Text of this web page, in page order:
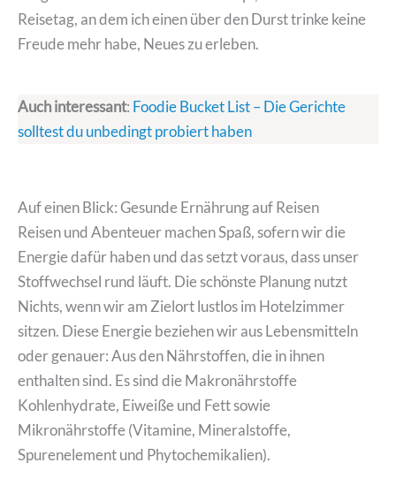
Reisetag, an dem ich einen über den Durst trinke keine
Freude mehr habe, Neues zu erleben.
Auch interessant: Foodie Bucket List – Die Gerichte
solltest du unbedingt probiert haben
Auf einen Blick: Gesunde Ernährung auf Reisen
Reisen und Abenteuer machen Spaß, sofern wir die
Energie dafür haben und das setzt voraus, dass unser
Stoffwechsel rund läuft. Die schönste Planung nutzt
Nichts, wenn wir am Zielort lustlos im Hotelzimmer
sitzen. Diese Energie beziehen wir aus Lebensmitteln
oder genauer: Aus den Nährstoffen, die in ihnen
enthalten sind. Es sind die Makronährstoffe
Kohlenhydrate, Eiweiße und Fett sowie
Mikronährstoffe (Vitamine, Mineralstoffe,
Spurenelement und Phytochemikalien).